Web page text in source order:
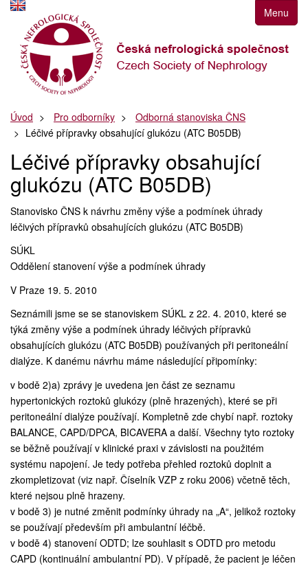
k
navigaci
Přejít
obsah
k
postrannímu
Klávesové
zkratky
Menu
Úvod Pro odborníky
Odborná stanoviska ČNS
Léčivé přípravky obsahující glukózu (ATC B05DB)
Léčivé přípravky obsahující
glukózu (ATC B05DB)
Stanovisko ČNS k návrhu změny výše a podmínek úhrady
léčivých přípravků obsahujících glukózu (ATC B05DB)
SÚKL
Oddělení stanovení výše a podmínek úhrady
V Praze 19. 5. 2010
Seznámili jsme se se stanoviskem SÚKL z 22. 4. 2010, které se
týká změny výše a podmínek úhrady léčivých přípravků
obsahujících glukózu (ATC B05DB) používaných při peritoneální
dialýze. K danému návrhu máme následující připomínky:
v bodě 2)a) zprávy je uvedena jen část ze seznamu
hypertonických roztoků glukózy (plně hrazených), které se při
peritoneální dialýze používají. Kompletně zde chybí např. roztoky
BALANCE, CAPD/DPCA, BICAVERA a další. Všechny tyto roztoky
se běžně používají v klinické praxi v závislosti na použitém
systému napojení. Je tedy potřeba přehled roztoků doplnit a
zkompletizovat (viz např. Číselník VZP z roku 2006) včetně těch,
které nejsou plně hrazeny.
v bodě 3) je nutné změnit podmínky úhrady na „A“, jelikož roztoky
se používají především při ambulantní léčbě.
v bodě 4) stanovení ODTD; lze souhlasit s ODTD pro metodu
CAPD (kontinuální ambulantní PD). V případě, že pacient je léčen